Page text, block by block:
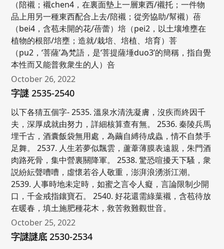
（陪襯；襯chen4，在裏面墊上一層東西/襯托；一件物
品上用另一種東西配合上去/陪襯；從旁協助/幫襯）蓓
（bei4，含苞未開的花/蓓蕾）培（pei2，以土壤堆壅在
植物的根部/培壅；造就/栽培、培植、培育）菩
（pu2，‘菩薩’為梵語，是‘菩提薩埵duo3’的簡稱，指自覺
本性而又能普救衆生的人）咅
October 26, 2022
字謎 2535-2540
以下各猜五個字- 2535. 溫泉水清洗凝膚，沒疾而終因千
夫，深厚成就由努力，詳細核算查有無。 2536. 秦陵兵馬
埋千古，酒囊飯袋無用處，為繭自縛待成蟲，情不自禁手
足舞。 2537. 人生若夢似飄雲，蘆葦薄膜表遠親，朱門酒
肉路死骨，集中營裏關降軍。 2538. 驚恐喧擾天下騷，衆
説紛紜聲嘈嘈，虛懷若谷人敬重，澎湃浪湧浙江潮。
2539. 人事時地未定時，如蜜之言令人癡，言論限制少開
口，千金戒指鑲寶石。 2540. 好花還需綠葉襯，含苞待放
在暖春，填土施肥種花木，救苦救難觀世音。
October 25, 2022
字謎謎底 2530-2534